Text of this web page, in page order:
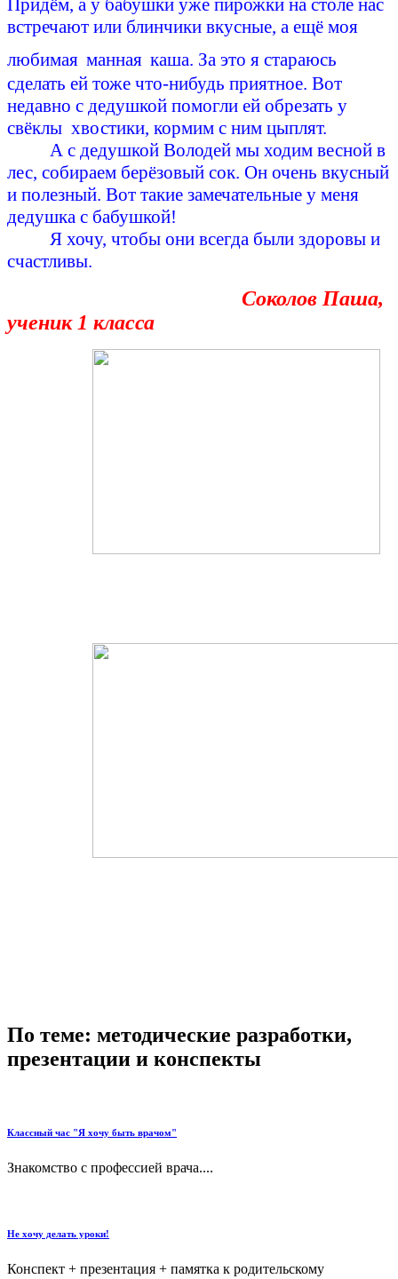
Придём, а у бабушки уже пирожки на столе нас
встречают или блинчики вкусные, а ещё моя
любимая манная каша. За это я стараюсь
сделать ей тоже что-нибудь приятное. Вот
недавно с дедушкой помогли ей обрезать у
свёклы хвостики, кормим с ним цыплят.
А с дедушкой Володей мы ходим весной в
лес, собираем берёзовый сок. Он очень вкусный
и полезный. Вот такие замечательные у меня
дедушка с бабушкой!
Я хочу, чтобы они всегда были здоровы и
счастливы.
Соколов Паша,
ученик 1 класса
По теме: методические разработки,
презентации и конспекты
Классный час "Я хочу быть врачом"
Знакомство с профессией врача....
Не хочу делать уроки!
Конспект + презентация + памятка к родительскому